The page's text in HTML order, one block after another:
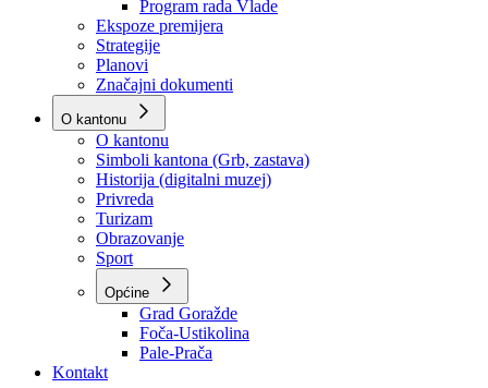
Vlada
Poslovnik
Program rada Vlade
Ekspoze premijera
Strategije
Planovi
Značajni dokumenti
O kantonu
O kantonu
Simboli kantona (Grb, zastava)
Historija (digitalni muzej)
Privreda
Turizam
Obrazovanje
Sport
Općine